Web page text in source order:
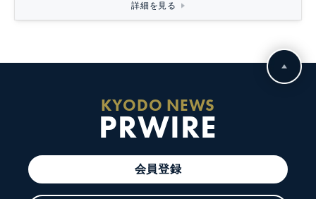
詳細を見る
KYODO NEWS
PRWIRE
会員登録